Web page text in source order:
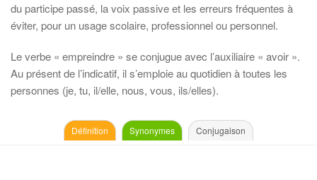
du participe passé, la voix passive et les erreurs fréquentes à
éviter, pour un usage scolaire, professionnel ou personnel.
Le verbe « empreindre » se conjugue avec l’auxiliaire « avoir ».
Au présent de l’indicatif, il s’emploie au quotidien à toutes les
personnes (je, tu, il/elle, nous, vous, ils/elles).
Définition Synonymes Conjugaison